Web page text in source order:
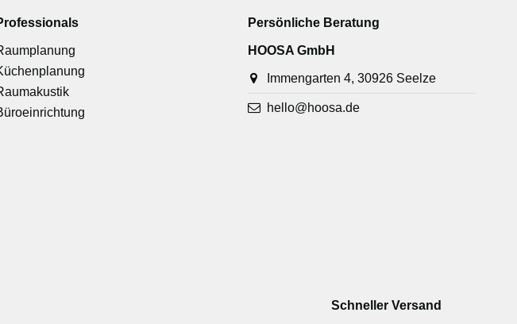
Persönliche Beratung
HOOSA GmbH
Immengarten 4, 30926 Seelze
hello@hoosa.de
Schneller Versand